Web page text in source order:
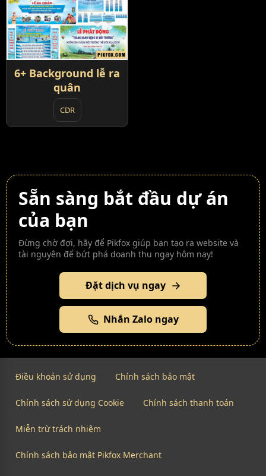
6+ Background lễ ra
quân
CDR
Sẵn sàng bắt đầu dự án
của bạn
Đừng chờ đợi, hãy để Pikfox giúp bạn tạo ra website và
tài nguyên để bứt phá doanh thu ngay hôm nay!
Đặt dịch vụ ngay
Nhắn Zalo ngay
Điều khoản sử dụng Chính sách bảo mật
Chính sách sử dụng Cookie Chính sách thanh toán
Miễn trừ trách nhiệm
Chính sách bảo mật Pikfox Merchant